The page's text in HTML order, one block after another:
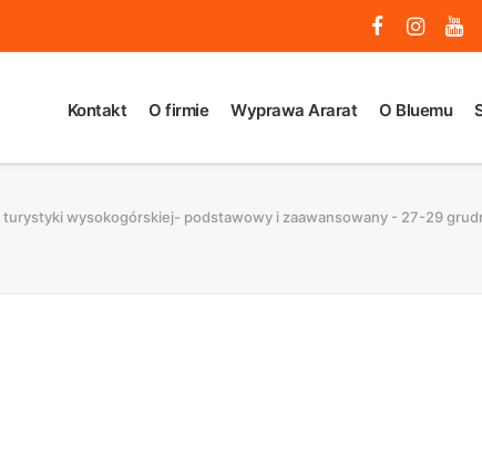
Kontakt O firmie Wyprawa Ararat O Bluemu
turystyki wysokogórskiej- podstawowy i zaawansowany - 27-29